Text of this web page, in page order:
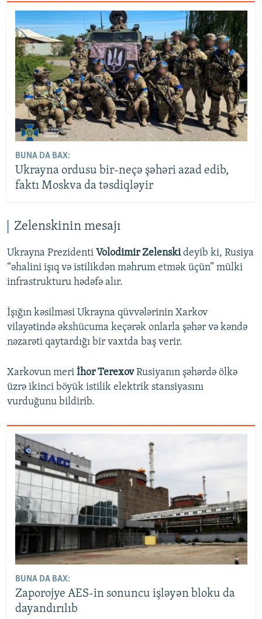
BUNA DA BAX:
Ukrayna ordusu bir-neçə şəhəri azad edib,
faktı Moskva da təsdiqləyir
Zelenskinin mesajı
Ukrayna Prezidenti Volodimir Zelenskideyib ki, Rusiya
“əhalini işıq və istilikdən məhrum etmək üçün” mülki
infrastrukturu hədəfə alır.
İşığın kəsilməsi Ukrayna qüvvələrinin Xarkov
vilayətində əkshücuma keçərək onlarla şəhər və kəndə
nəzarəti qaytardığı bir vaxtda baş verir.
Xarkovun meri İhor TerexovRusiyanın şəhərdə ölkə
üzrə ikinci böyük istilik elektrik stansiyasını
vurduğunu bildirib.
BUNA DA BAX:
Zaporojye AES-in sonuncu işləyən bloku da
dayandırılıb